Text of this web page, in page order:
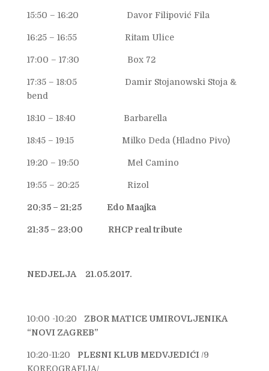
15:50 – 16:20 Davor Filipović Fila
16:25 – 16:55 Ritam Ulice
17:00 – 17:30 Box 72
17:35 – 18:05 Damir Stojanowski Stoja &
bend
18:10 – 18:40 Barbarella
18:45 – 19:15 Milko Deda (Hladno Pivo)
19:20 – 19:50 Mel Camino
19:55 – 20:25 Rizol
20:35 – 21:25 Edo Maajka
21:35 – 23:00 RHCP real tribute
NEDJELJA 21.05.2017.
10:00 -10:20 ZBOR MATICE UMIROVLJENIKA
“NOVI ZAGREB”
10:20-11:20 PLESNI KLUB MEDVJEDIĆI /9
KOREOGRAFIJA/